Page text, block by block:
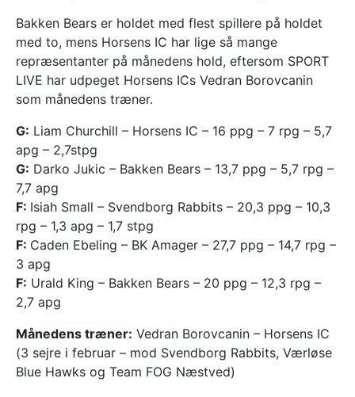
Bakken Bears er holdet med flest spillere på holdet
med to, mens Horsens IC har lige så mange
repræsentanter på månedens hold, eftersom SPORT
LIVE har udpeget Horsens ICs Vedran Borovcanin
som månedens træner.
G: Liam Churchill – Horsens IC – 16 ppg – 7 rpg – 5,7
apg – 2,7stpg
G: Darko Jukic – Bakken Bears – 13,7 ppg – 5,7 rpg –
7,7 apg
F: Isiah Small – Svendborg Rabbits – 20,3 ppg – 10,3
rpg – 1,3 apg – 1,7 stpg
F: Caden Ebeling – BK Amager – 27,7 ppg – 14,7 rpg –
3 apg
F: Urald King – Bakken Bears – 20 ppg – 12,3 rpg –
2,7 apg
Månedens træner: Vedran Borovcanin – Horsens IC
(3 sejre i februar – mod Svendborg Rabbits, Værløse
Blue Hawks og Team FOG Næstved)